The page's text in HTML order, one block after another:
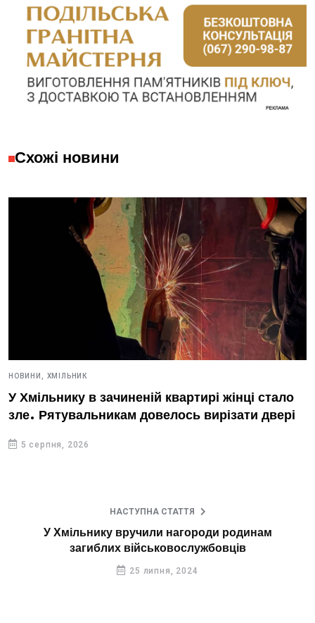
Схожі новини
НОВИНИ, ХМІЛЬНИК
У Хмільнику в зачиненій квартирі жінці стало
зле. Рятувальникам довелось вирізати двері
5 серпня, 2026
НАСТУПНА СТАТТЯ
У Хмільнику вручили нагороди родинам
загиблих військовослужбовців
25 липня, 2024